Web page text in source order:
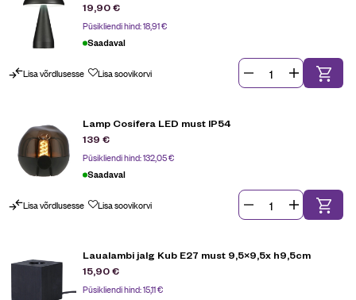
19,90€
Püsikliendi hind:18,91€
Saadaval
Lisa võrdlusesse Lisa soovikorvi
Lamp Cosifera LED must IP54
139 €
Püsikliendi hind:132,05€
Saadaval
Lisa võrdlusesse Lisa soovikorvi
Laualambi jalg Kub E27 must 9,5×9,5x h9,5cm
15,90€
Püsikliendi hind:15,11€